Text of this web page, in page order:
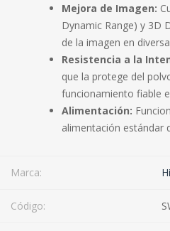
Mejora de Imagen:
Dynamic Range) y 3D
de la imagen en
Resistencia a la
que la protege del
funcionamiento fiable
Alimentación:
alimentación estándar
Marca:
Código: